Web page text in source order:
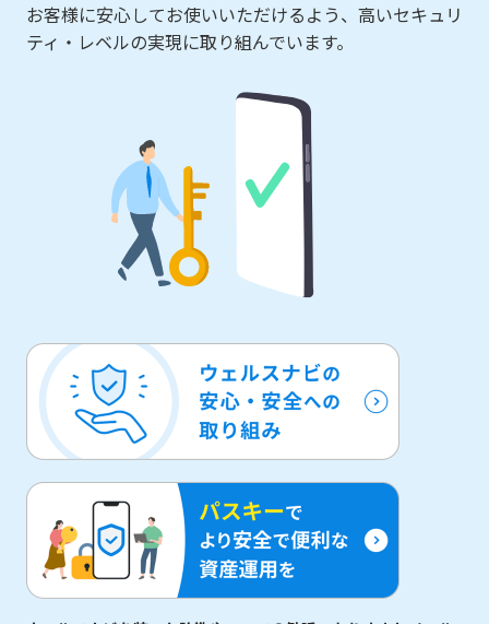
お客様に安心してお使いいただけるよう、高いセキュリ
ティ・レベルの実現に取り組んでいます。